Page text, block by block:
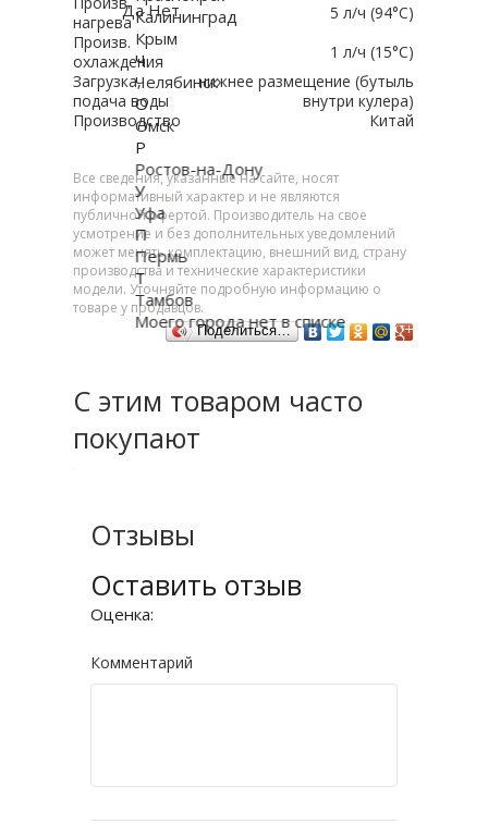
нагрева
5 л/ч (94°C)
Произв.
охлаждения
1 л/ч (15°C)
Загрузка,
подача воды
нижнее размещение (бутыль
внутри кулера)
Производство
Китай
Все сведения, указанные на сайте, носят
информативный характер и не являются
публичной офертой. Производитель на свое
усмотрение и без дополнительных уведомлений
может менять комплектацию, внешний вид, страну
производства и технические характеристики
модели. Уточняйте подробную информацию о
товаре у продавцов.
Поделиться…
С этим товаром часто
покупают
Отзывы
Оставить отзыв
Оценка:
Комментарий
Да Нет
Калининград
Крым
Ч
Челябинск
О
Омск
Р
Ростов-на-Дону
У
Уфа
П
Пермь
Т
Тамбов
Моего города нет в списке